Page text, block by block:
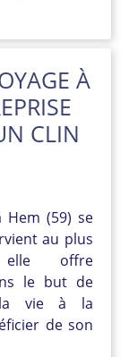
À
CLIN
(59) se
au plus
elle offre
le but de
la vie à la
de son